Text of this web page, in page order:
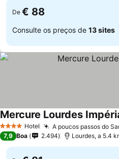
De € 88
Consulte os preços de 13 sites
4 EstrelasHotel A poucos passos do
Mercure Lourdes
7,9 Boa 2.494 Lourdes, a 5.4